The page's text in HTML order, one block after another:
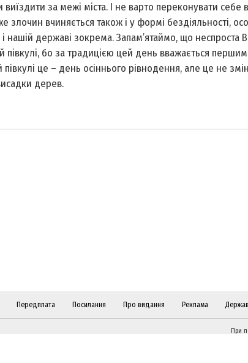
за межі міста. І не варто переконувати себе
вчиняється також і у формі бездіяльності,
нашій державі зокрема. Запам’ятаймо, що неспроста
півкулі, бо за традицією цей день вважається
це – день осіннього рівнодення, але це не
дерев.
Передплата Посилання Про видання Реклама
При